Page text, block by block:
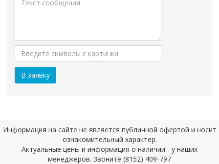
Информация на сайте не является публичной офертой и носит
ознакомительный характер.
Актуальные цены и информация о наличии - у наших
менеджеров. Звоните (8152) 409-797